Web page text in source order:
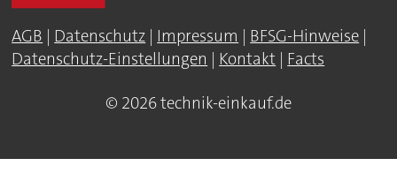
AGB | Datenschutz | Impressum | BFSG-Hinweise |
Datenschutz-Einstellungen | Kontakt | Facts
© 2026 technik-einkauf.de